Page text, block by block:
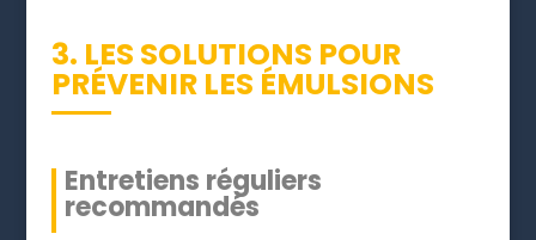
3. LES SOLUTIONS POUR
PRÉVENIR LES ÉMULSIONS
Entretiens réguliers
recommandés